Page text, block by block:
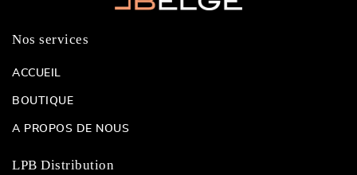
Nos services
ACCUEIL
BOUTIQUE
A PROPOS DE NOUS
LPB Distribution